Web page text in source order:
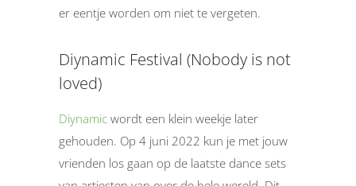
er eentje worden om niet te vergeten.
Diynamic Festival (Nobody is not
loved)
Diynamic wordt een klein weekje later
gehouden. Op 4 juni 2022 kun je met jouw
vrienden los gaan op de laatste dance sets